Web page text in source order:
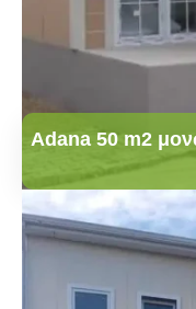
Adana 50 m2